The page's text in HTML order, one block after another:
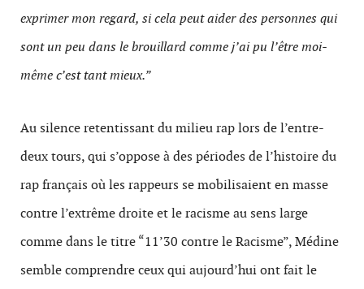
exprimer mon regard, si cela peut aider des personnes qui
sont un peu dans le brouillard comme j’ai pu l’être moi-
même c’est tant mieux.”
Au silence retentissant du milieu rap lors de l’entre-
deux tours, qui s’oppose à des périodes de l’histoire du
rap français où les rappeurs se mobilisaient en masse
contre l’extrême droite et le racisme au sens large
comme dans le titre “11’30 contre le Racisme”, Médine
semble comprendre ceux qui aujourd’hui ont fait le